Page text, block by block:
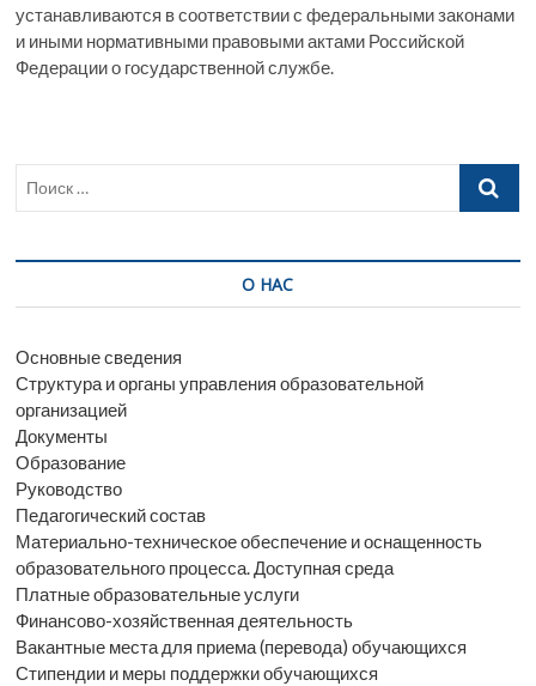
устанавливаются в соответствии с федеральными законами
и иными нормативными правовыми актами Российской
Федерации о государственной службе.
Поиск
О НАС
Основные сведения
Структура и органы управления образовательной
организацией
Документы
Образование
Руководство
Педагогический состав
Материально-техническое обеспечение и оснащенность
образовательного процесса. Доступная среда
Платные образовательные услуги
Финансово-хозяйственная деятельность
Вакантные места для приема (перевода) обучающихся
Стипендии и меры поддержки обучающихся